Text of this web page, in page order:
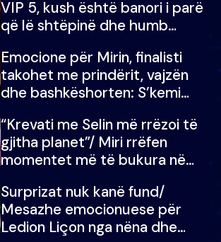
VIP 5, kush është banori i parë
që lë shtëpinë dhe humb
çmimin e madh
Emocione për Mirin, finalisti
takohet me prindërit, vajzën
dhe bashkëshorten: S’kemi
“Krevati me Selin më rrëzoi të
gjitha planet”/ Miri rrëfen
momentet më të bukura në
mungojë zilja e mëngjesit kur…
Surprizat nuk kanë fund/
Mesazhe emocionuese për
Ledion Liçon nga nëna dhe